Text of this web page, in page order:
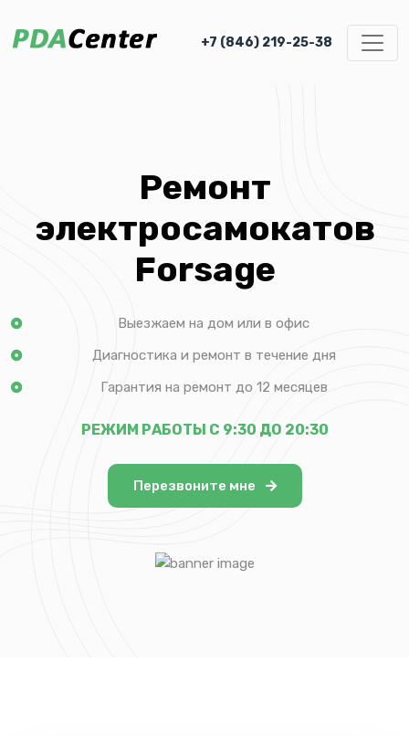
+7 (846) 219-25-38
Ремонт
электросамокатов
Forsage
Выезжаем на дом или в офис
Диагностика и ремонт в течение дня
Гарантия на ремонт до 12 месяцев
РЕЖИМ РАБОТЫ С 9:30 ДО 20:30
Перезвоните мне